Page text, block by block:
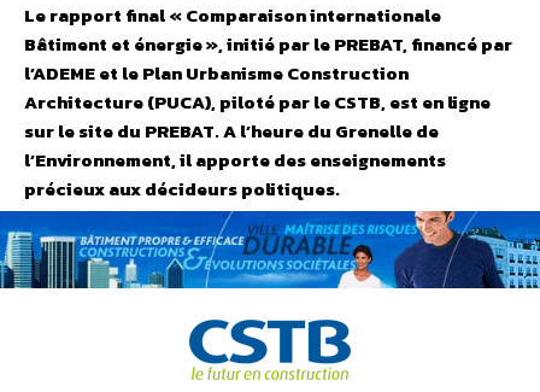
Le rapport final « Comparaison internationale
Bâtiment et énergie », initié par le PREBAT, financé par
l’ADEME et le Plan Urbanisme Construction
Architecture (PUCA), piloté par le CSTB, est en ligne
sur le site du PREBAT. A l’heure du Grenelle de
l’Environnement, il apporte des enseignements
précieux aux décideurs politiques.